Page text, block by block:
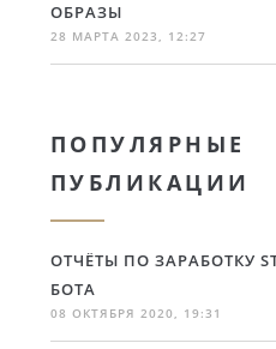
ОБРАЗЫ
28 МАРТА 2023, 12:27
ПОПУЛЯРНЫЕ
ПУБЛИКАЦИИ
ОТЧЁТЫ ПО ЗАРАБОТКУ
БОТА
08 ОКТЯБРЯ 2020, 19:31